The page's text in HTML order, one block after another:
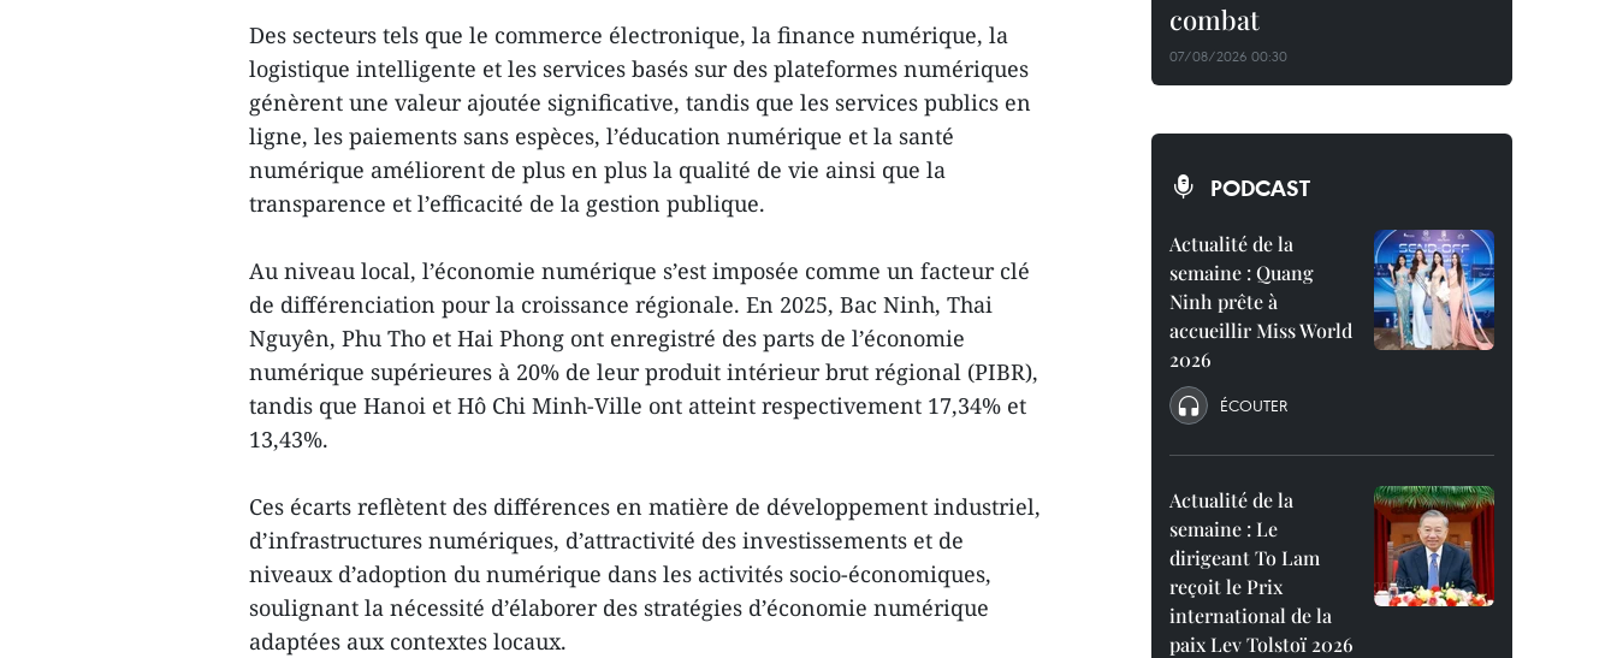
Des secteurs tels que le commerce électronique, la finance numérique, la
logistique intelligente et les services basés sur des plateformes numériques
génèrent une valeur ajoutée significative, tandis que les services publics en
ligne, les paiements sans espèces, l’éducation numérique et la santé
numérique améliorent de plus en plus la qualité de vie ainsi que la
transparence et l’efficacité de la gestion publique.
Au niveau local, l’économie numérique s’est imposée comme un facteur clé
de différenciation pour la croissance régionale. En 2025, Bac Ninh, Thai
Nguyên, Phu Tho et Hai Phong ont enregistré des parts de l’économie
numérique supérieures à 20% de leur produit intérieur brut régional (PIBR),
tandis que Hanoi et Hô Chi Minh-Ville ont atteint respectivement 17,34% et
13,43%.
Ces écarts reflètent des différences en matière de développement industriel,
d’infrastructures numériques, d’attractivité des investissements et de
niveaux d’adoption du numérique dans les activités socio-économiques,
soulignant la nécessité d’élaborer des stratégies d’économie numérique
adaptées aux contextes locaux.
combat
07/08/2026 00:30
PODCAST
Actualité de la
semaine : Quang
Ninh prête à
accueillir Miss World
2026
ÉCOUTER
Actualité de la
semaine : Le
dirigeant To Lam
reçoit le Prix
international de la
paix Lev Tolstoï 2026